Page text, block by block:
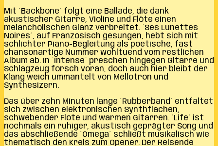
Mit ´Backbone´ folgt eine Ballade, die dank
akustischer Gitarre, Violine und Flöte einen
melancholischen Glanz verbreitet. ´Ses Lunettes
Noires´, auf Französisch gesungen, hebt sich mit
schlichter Piano-Begleitung als poetische, fast
chansonartige Nummer wohltuend vom restlichen
Album ab. In ´Intense´ preschen hingegen Gitarre und
Schlagzeug forsch voran, doch auch hier bleibt der
Klang weich ummantelt von Mellotron und
Synthesizern.
Das über zehn Minuten lange ´Rubberband´ entfaltet
sich zwischen elektronischen Synthflächen,
schwebender Flöte und warmen Gitarren. ´Life´ ist
nochmals ein ruhiger, akustisch geprägter Song und
das abschließende ´Omega´ schließt musikalisch wie
thematisch den Kreis zum Opener. Der Reisende